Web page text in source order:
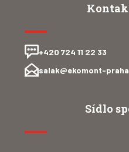
+420 724 11 22 33
salak@ekomont-
Sídlo